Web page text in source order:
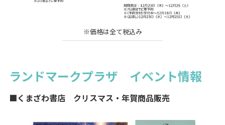
※価格は全て税込み
ランドマークプラザ イベント情報
■くまざわ書店 クリスマス・年賀商品販売